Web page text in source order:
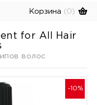
Корзина (0)
for All Hair
волос
-10%